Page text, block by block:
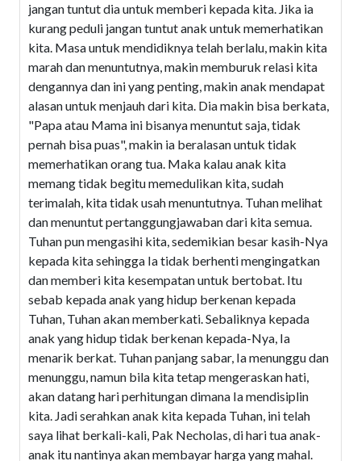
jangan tuntut dia untuk memberi kepada kita. Jika ia
kurang peduli jangan tuntut anak untuk memerhatikan
kita. Masa untuk mendidiknya telah berlalu, makin kita
marah dan menuntutnya, makin memburuk relasi kita
dengannya dan ini yang penting, makin anak mendapat
alasan untuk menjauh dari kita. Dia makin bisa berkata,
"Papa atau Mama ini bisanya menuntut saja, tidak
pernah bisa puas", makin ia beralasan untuk tidak
memerhatikan orang tua. Maka kalau anak kita
memang tidak begitu memedulikan kita, sudah
terimalah, kita tidak usah menuntutnya. Tuhan melihat
dan menuntut pertanggungjawaban dari kita semua.
Tuhan pun mengasihi kita, sedemikian besar kasih-Nya
kepada kita sehingga Ia tidak berhenti mengingatkan
dan memberi kita kesempatan untuk bertobat. Itu
sebab kepada anak yang hidup berkenan kepada
Tuhan, Tuhan akan memberkati. Sebaliknya kepada
anak yang hidup tidak berkenan kepada-Nya, Ia
menarik berkat. Tuhan panjang sabar, Ia menunggu dan
menunggu, namun bila kita tetap mengeraskan hati,
akan datang hari perhitungan dimana Ia mendisiplin
kita. Jadi serahkan anak kita kepada Tuhan, ini telah
saya lihat berkali-kali, Pak Necholas, di hari tua anak-
anak itu nantinya akan membayar harga yang mahal.